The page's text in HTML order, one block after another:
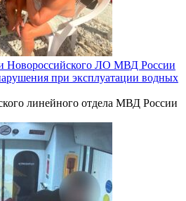
Новороссийского ЛО МВД России
при эксплуатации водных
линейного отдела МВД России